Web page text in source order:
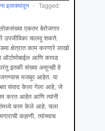
इलाक्यांतून - Tagged:
एकतर बेरोजगार
चालवू शकते.
क्षेत्रात काम करणारे लाखो
ऑटोमोबाईल आणि कापड
इतकी संख्या असूनही हे
जगण्यास मजबूर आहेत. या
संवाद केला गेला आहे, जे
करत आहेत आणि त्यांनी
काम केले आहे. चला
कहाणी, त्यांच्याच